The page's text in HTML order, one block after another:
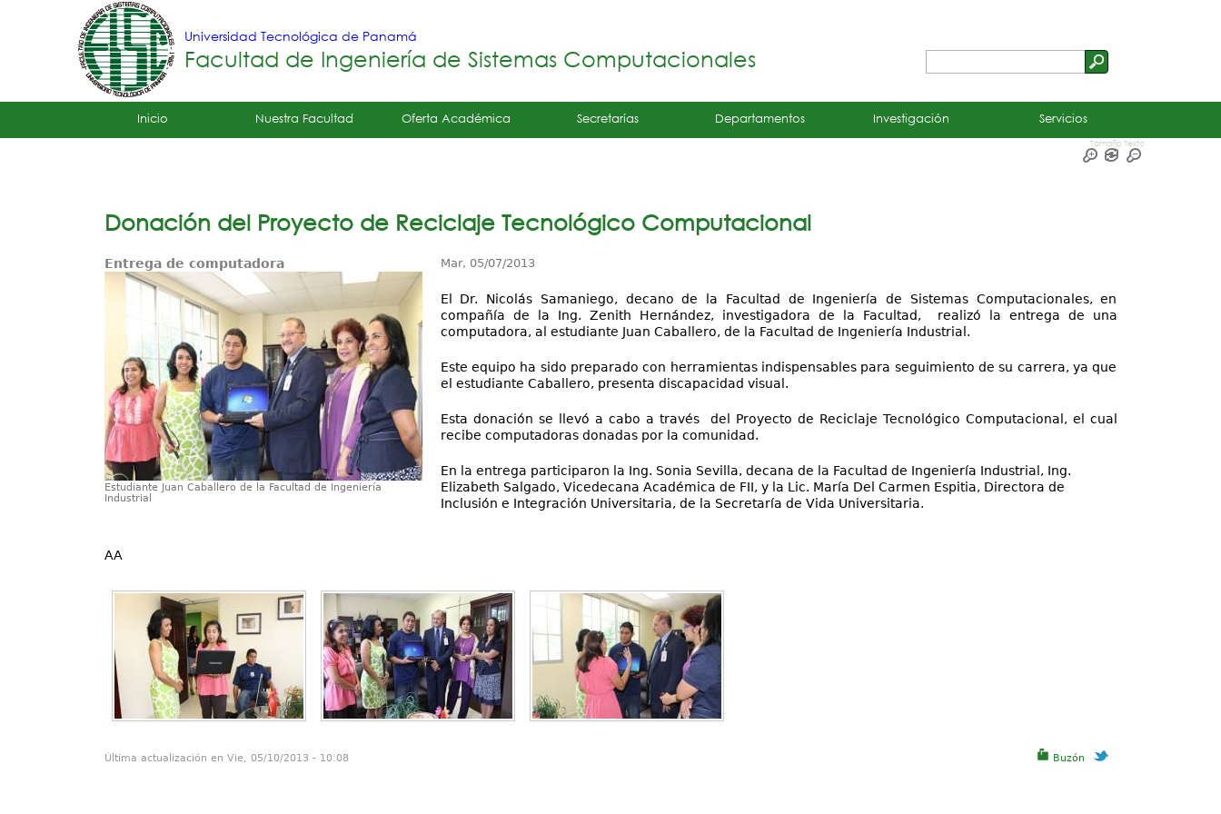
de
Universidad Tecnológica de Panamá
Facultad de Ingeniería de Sistemas Computacionales
TropicalInicio Nuestra Facultad Oferta Académica Secretarías Departamentos Investigación Servicios
Tamaño Texto
Donación del Proyecto de Reciclaje Tecnológico Computacional
Entrega de computadora
Estudiante Juan Caballero de la Facultad de Ingeniería
Industrial
Mar, 05/07/2013
El Dr. Nicolás Samaniego, decano de la Facultad de Ingeniería de Sistemas Computacionales, en
compañía de la Ing. Zenith Hernández, investigadora de la Facultad, realizó la entrega de una
computadora, al estudiante Juan Caballero, de la Facultad de Ingeniería Industrial.
Este equipo ha sido preparado con herramientas indispensables para seguimiento de su carrera, ya que
el estudiante Caballero, presenta discapacidad visual .
Esta donación se llevó a cabo a través del Proyecto de Reciclaje Tecnológico Computacional, el cual
recibe computadoras donadas por la comunidad.
En la entrega participaron la Ing. Sonia Sevilla, decana de la Facultad de Ingeniería Industrial, Ing.
Elizabeth Salgado, Vicedecana Académica de FII, y la Lic. María Del Carmen Espitia, Directora de
Inclusión e Integración Universitaria, de la Secretaría de Vida Universitaria.
AA
Buzón
Última actualización en Vie, 05/10/2013 - 10:08